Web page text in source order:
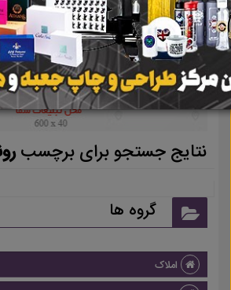
نتایج جستجو برای برچسب
گروه ها
املاک